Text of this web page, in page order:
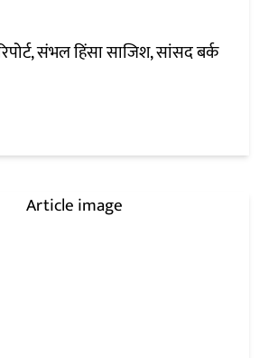
संभल हिंसा साजिश, सांसद बर्क